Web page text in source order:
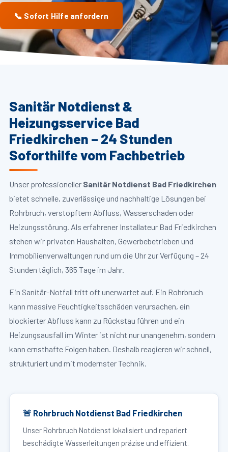
📞 Sofort Hilfe anfordern
Sanitär Notdienst &
Heizungsservice Bad
Friedkirchen – 24 Stunden
Soforthilfe vom Fachbetrieb
Unser professioneller Sanitär Notdienst Bad Friedkirchen
bietet schnelle, zuverlässige und nachhaltige Lösungen bei
Rohrbruch, verstopftem Abfluss, Wasserschaden oder
Heizungsstörung. Als erfahrener Installateur Bad Friedkirchen
stehen wir privaten Haushalten, Gewerbebetrieben und
Immobilienverwaltungen rund um die Uhr zur Verfügung – 24
Stunden täglich, 365 Tage im Jahr.
Ein Sanitär-Notfall tritt oft unerwartet auf. Ein Rohrbruch
kann massive Feuchtigkeitsschäden verursachen, ein
blockierter Abfluss kann zu Rückstau führen und ein
Heizungsausfall im Winter ist nicht nur unangenehm, sondern
kann ernsthafte Folgen haben. Deshalb reagieren wir schnell,
strukturiert und mit modernster Technik.
🚨 Rohrbruch Notdienst Bad Friedkirchen
Unser Rohrbruch Notdienst lokalisiert und repariert
beschädigte Wasserleitungen präzise und effizient.